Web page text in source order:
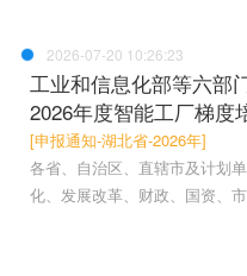
2026-07-20 10:26:23
工业和信息化部等六部
2026年度智能工厂梯度
[申报通知-湖北省-2026年]
各省、自治区、直辖市及计划
化、发展改革、财政、国资、